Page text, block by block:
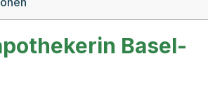
Basel-